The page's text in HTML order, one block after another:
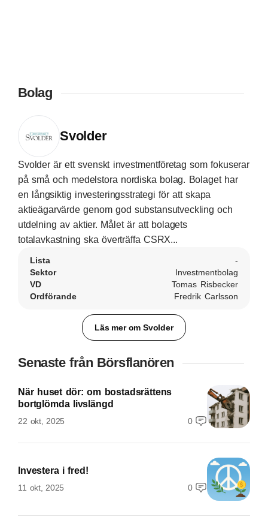
Bolag
Svolder
Svolder är ett svenskt investmentföretag som fokuserar
på små och medelstora nordiska bolag. Bolaget har
en långsiktig investeringsstrategi för att skapa
aktieägarvärde genom god substansutveckling och
utdelning av aktier. Målet är att bolagets
totalavkastning ska överträffa CSRX...
Lista
-
Sektor
Investmentbolag
VD
Tomas Risbecker
Ordförande
Fredrik Carlsson
Läs mer om Svolder
Senaste från Börsflanören
När huset dör: om bostadsrättens
bortglömda livslängd
22 okt, 2025 0
Investera i fred!
11 okt, 2025 0